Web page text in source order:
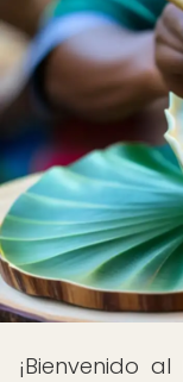
¡Bienvenido al